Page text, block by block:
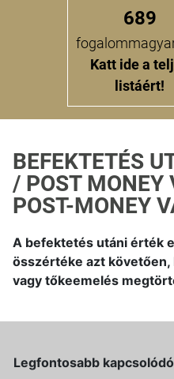
689
Katt ide a
listáért!
BEFEKTETÉS
/ POST MONEY
POST-MONEY
A befektetés utáni érték
összértéke azt
vagy tőkeemelés
Legfontosabb